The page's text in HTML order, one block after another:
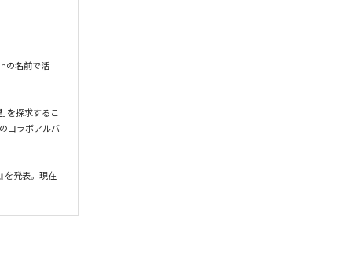
の名前で活
を探求するこ
コラボアルバ
を発表。現在